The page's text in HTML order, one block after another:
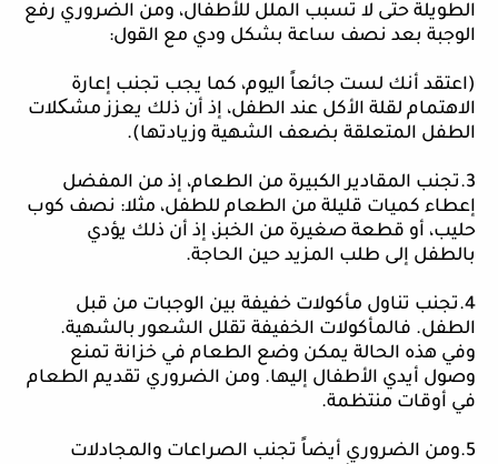
الطويلة حتى لا تسبب الملل للأطفال، ومن الضروري رفع
الوجبة بعد نصف ساعة بشكل ودي مع القول:
(اعتقد أنك لست جائعاً اليوم، كما يجب تجنب إعارة
الاهتمام لقلة الأكل عند الطفل، إذ أن ذلك يعزز مشکلات
الطفل المتعلقة بضعف الشهية وزيادتها).
3.تجنب المقادير الكبيرة من الطعام، إذ من المفضل
إعطاء كميات قليلة من الطعام للطفل، مثلا: نصف كوب
حليب، أو قطعة صغيرة من الخبز، إذ أن ذلك يؤدي
بالطفل إلى طلب المزيد حين الحاجة.
4.تجنب تناول مأكولات خفيفة بين الوجبات من قبل
الطفل. فالمأكولات الخفيفة تقلل الشعور بالشهية.
وفي هذه الحالة يمكن وضع الطعام في خزانة تمنع
وصول أيدي الأطفال إليها. ومن الضروري تقديم الطعام
في أوقات منتظمة.
5.ومن الضروري أيضاً تجنب الصراعات والمجادلات